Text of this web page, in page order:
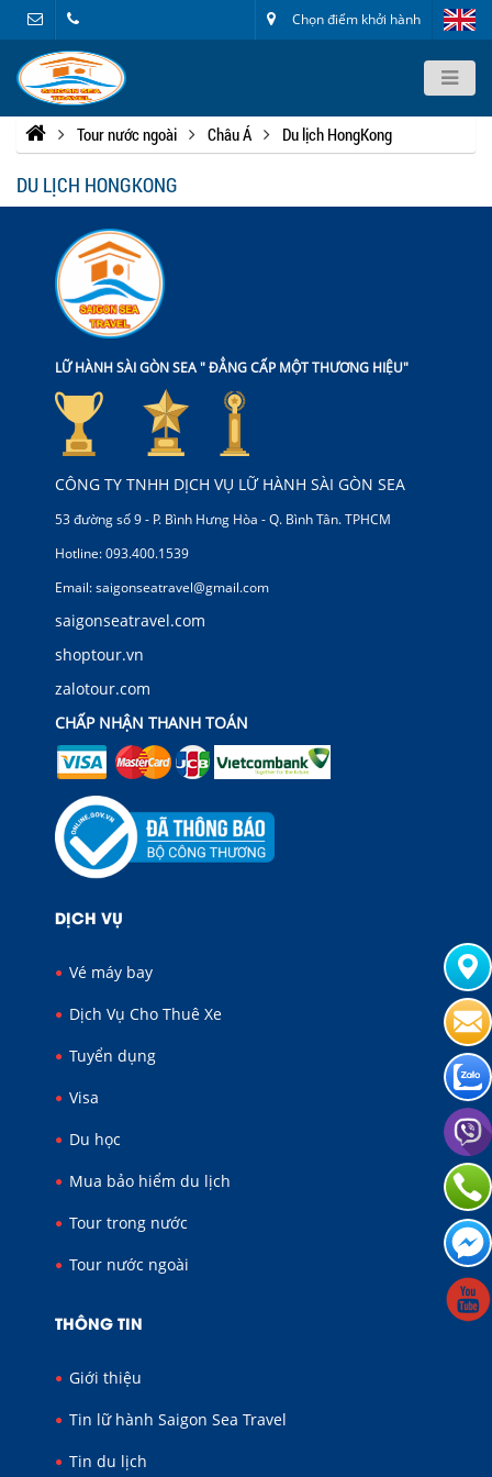
Chọn điểm khởi hành
Tour nước ngoài Châu Á Du lịch HongKong
DU LỊCH HONGKONG
LỮ HÀNH SÀI GÒN SEA " ĐẲNG CẤP MỘT THƯƠNG HIỆU"
CÔNG TY TNHH DỊCH VỤ LỮ HÀNH SÀI GÒN SEA
53 đường số 9 - P. Bình Hưng Hòa - Q. Bình Tân. TPHCM
Hotline: 093.400.1539
Email: saigonseatravel@gmail.com
saigonseatravel.com
shoptour.vn
zalotour.com
CHẤP NHẬN THANH TOÁN
DỊCH VỤ
Vé máy bay
Dịch Vụ Cho Thuê Xe
Tuyển dụng
Visa
Du học
Mua bảo hiểm du lịch
Tour trong nước
Tour nước ngoài
THÔNG TIN
Giới thiệu
Tin lữ hành Saigon Sea Travel
Tin du lịch